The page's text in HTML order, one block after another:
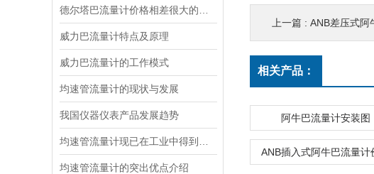
威力巴流量计特点及原理
威力巴流量计的工作模式
均速管流量计的现状与发展
我国仪器仪表产品发展趋势
均速管流量计的突出优点介绍
上一篇 : ANB差压式阿
相关产品：
阿牛巴流量计安装图
ANB插入式阿牛巴流量计